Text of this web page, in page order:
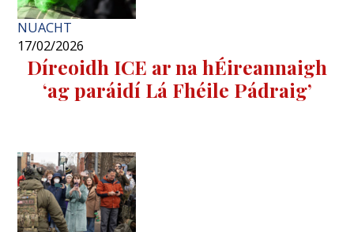
NUACHT
17/02/2026
Díreoidh ICE ar na hÉireannaigh
‘ag paráidí Lá Fhéile Pádraig’